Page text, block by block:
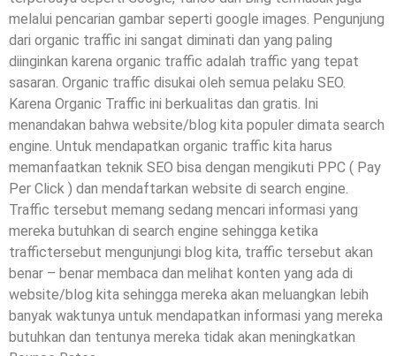
melalui pencarian gambar seperti google images. Pengunjung
dari organic traffic ini sangat diminati dan yang paling
diinginkan karena organic traffic adalah traffic yang tepat
sasaran. Organic traffic disukai oleh semua pelaku SEO.
Karena Organic Traffic ini berkualitas dan gratis. Ini
menandakan bahwa website/blog kita populer dimata search
engine. Untuk mendapatkan organic traffic kita harus
memanfaatkan teknik SEO bisa dengan mengikuti PPC ( Pay
Per Click ) dan mendaftarkan website di search engine.
Traffic tersebut memang sedang mencari informasi yang
mereka butuhkan di search engine sehingga ketika
traffictersebut mengunjungi blog kita, traffic tersebut akan
benar – benar membaca dan melihat konten yang ada di
website/blog kita sehingga mereka akan meluangkan lebih
banyak waktunya untuk mendapatkan informasi yang mereka
butuhkan dan tentunya mereka tidak akan meningkatkan